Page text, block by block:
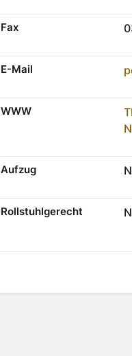
Fax
E-Mail
WWW
Aufzug
Rollstuhlgerecht